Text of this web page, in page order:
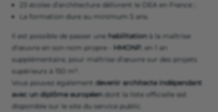
23 écoles d’architecture délivrent le DEA en France ;
La formation dure au minimum 5 ans.
Il est possible de passer une habilitation à la maîtrise
d'œuvre en son nom propre - HMONP , en 1 an
supplémentaire, pour maîtrise d’œuvre sur des projets
supérieurs à 150 m².
Vous pouvez également devenir architecte indépendant
avec un diplôme européendont la liste officielle est
disponible sur le site du service public.